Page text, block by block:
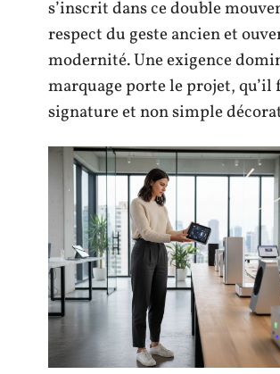
s’inscrit dans ce double
respect du geste ancien et
modernité. Une exigence
marquage porte le projet, qu’il
signature et non simple